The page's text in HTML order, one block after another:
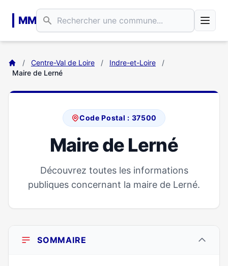
MM
/ Centre-Val de Loire / Indre-et-Loire
/
Maire de Lerné
Code Postal : 37500
Maire de Lerné
Découvrez toutes les informations
publiques concernant la maire de Lerné.
SOMMAIRE